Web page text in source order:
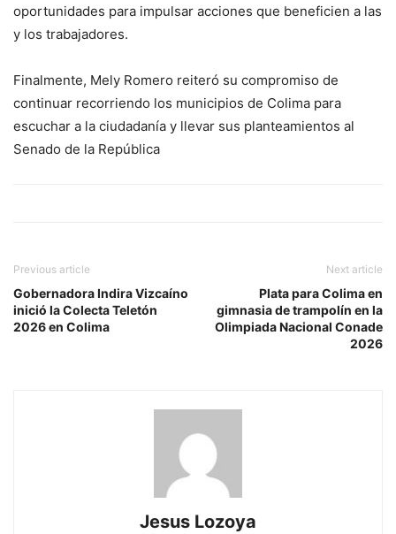
oportunidades para impulsar acciones que beneficien a las
y los trabajadores.
Finalmente, Mely Romero reiteró su compromiso de
continuar recorriendo los municipios de Colima para
escuchar a la ciudadanía y llevar sus planteamientos al
Senado de la República
Previous article
Gobernadora Indira Vizcaíno
inició la Colecta Teletón
2026 en Colima
Next article
Plata para Colima en
gimnasia de trampolín en la
Olimpiada Nacional Conade
2026
Jesus Lozoya